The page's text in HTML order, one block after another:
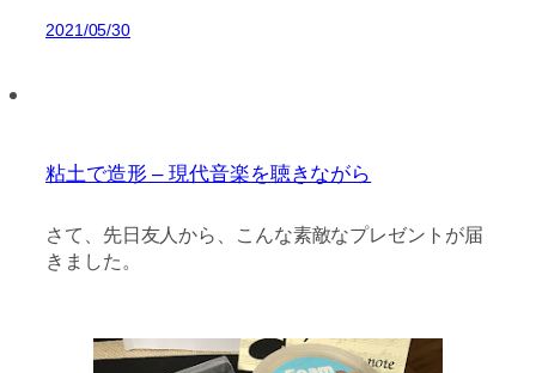
2021/05/30
粘土で造形 – 現代音楽を聴きながら
さて、先日友人から、こんな素敵なプレゼントが届
きました。